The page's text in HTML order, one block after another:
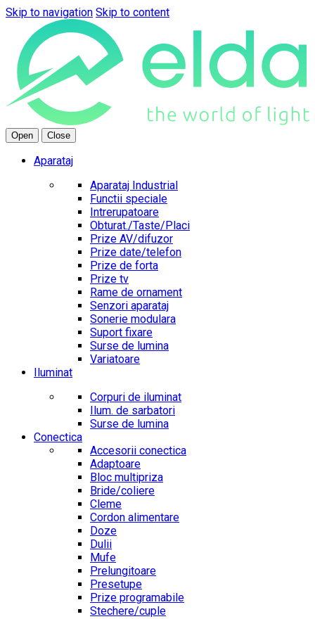
Skip to navigation Skip to content
Open Close
Aparataj
Aparataj Industrial
Functii speciale
Intrerupatoare
Obturat./Taste/Placi
Prize AV/difuzor
Prize date/telefon
Prize de forta
Prize tv
Rame de ornament
Senzori aparataj
Sonerie modulara
Suport fixare
Surse de lumina
Variatoare
Iluminat
Corpuri de iluminat
Ilum. de sarbatori
Surse de lumina
Conectica
Accesorii conectica
Adaptoare
Bloc multipriza
Bride/coliere
Cleme
Cordon alimentare
Doze
Dulii
Mufe
Prelungitoare
Presetupe
Prize programabile
Stechere/cuple